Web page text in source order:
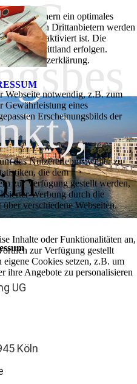
UG
Köln
um Besuchern ein optimales
Inhalte von Drittanbietern werden
Option aktiviert ist. Die
einem Drittland erfolgen.
Webseite notwendig, z.B. zum
Gewährleistung eines
Erscheinungsbilds der
das Nutzererlebnis weiter zu
die dem
zur Verfügung gestellt werden,
Werbung durch die
verschiedene Webseiten.
Inhalte oder Funktionalitäten an,
zur Verfügung gestellt
Cookies setzen, z.B. um
ihre Angebote zu personalisieren